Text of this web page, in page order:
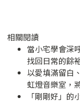
相關閱讀
當小宅學會深
找回日常的餘
以愛填滿留白
虹燈音樂室，
「剛剛好」